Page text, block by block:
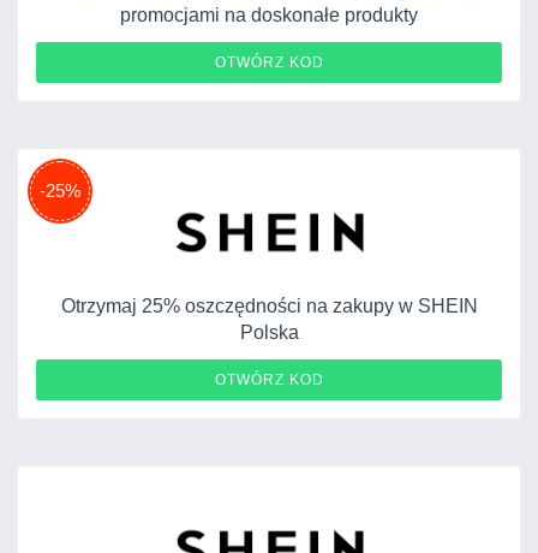
promocjami na doskonałe produkty
OTWÓRZ KOD
-25%
Otrzymaj 25% oszczędności na zakupy w SHEIN
Polska
OTWÓRZ KOD